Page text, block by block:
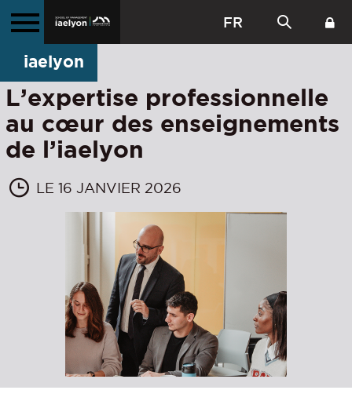
FR
iaelyon
L’expertise professionnelle
au cœur des enseignements
de l’iaelyon
LE 16 JANVIER 2026